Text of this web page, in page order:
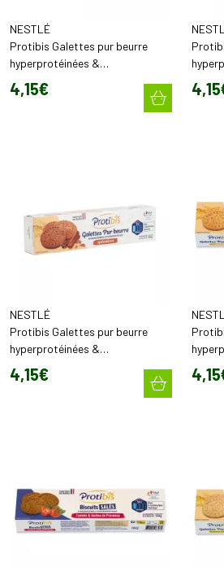
NESTLÉ
Protibis Galettes pur beurre
hyperprotéinées &
hyperénergétiques noix de coco
(x16)
4,15€ 4,15
NESTLÉ
Protibis Galettes pur beurre
hyperprotéinées &
hyperénergétiques Spéculoos
(x16)
4,15€ 4,15